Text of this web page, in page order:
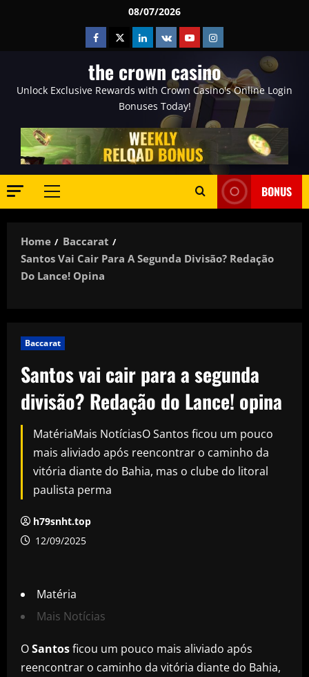
08/07/2026
Facebook
TwitterLinkedin
VK YoutubeInstagram
the crown casino
Unlock Exclusive Rewards with Crown Casino's Online Login
Bonuses Today!
Primary
BONUS
Home
Baccarat
Santos Vai Cair Para A Segunda Divisão? Redação
Do Lance! Opina
Baccarat
Santos vai cair para a segunda
divisão? Redação do Lance! opina
MatériaMais NotíciasO Santos ficou um pouco
mais aliviado após reencontrar o caminho da
vitória diante do Bahia, mas o clube do litoral
paulista perma
h79snht.top
12/09/2025
Matéria
Mais Notícias
OSantosficou um pouco mais aliviado após
reencontrar o caminho da vitória diante do Bahia,